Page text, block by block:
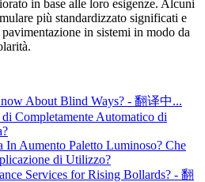
in base alle loro esigenze. Alcuni
più standardizzato significati e
in sistemi in modo da
About Blind Ways? - 翻译中...
Completamente Automatico di
In Aumento Paletto Luminoso? Che
di Utilizzo?
Services for Rising Bollards? - 翻